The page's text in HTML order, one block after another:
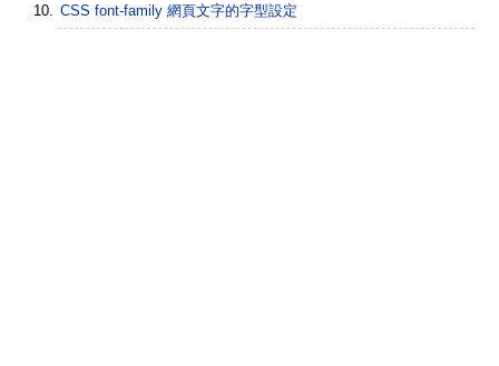
CSS font-family 網頁文字的字型設定